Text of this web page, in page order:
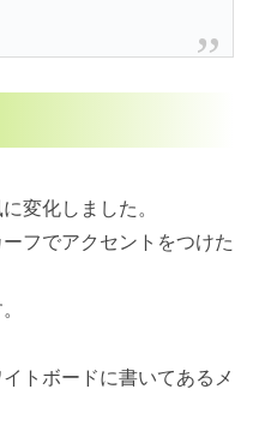
変化しました。
フでアクセントをつけた
トボードに書いてあるメ